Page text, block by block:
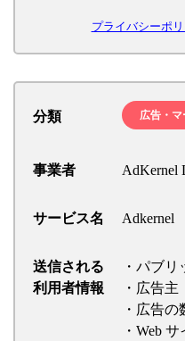
プライバシーポ
分類 広告・
事業者 AdKernel
サービス名 Adkernel
送信される
利用者情報
・パブリ
・広告主
・広告の
・Web